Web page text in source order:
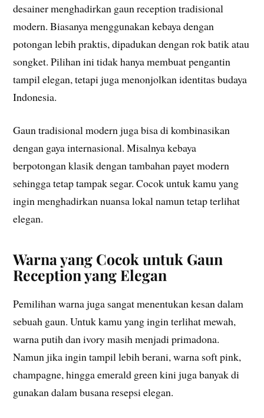
desainer menghadirkan gaun reception tradisional
modern. Biasanya menggunakan kebaya dengan
potongan lebih praktis, dipadukan dengan rok batik atau
songket. Pilihan ini tidak hanya membuat pengantin
tampil elegan, tetapi juga menonjolkan identitas budaya
Indonesia.
Gaun tradisional modern juga bisa di kombinasikan
dengan gaya internasional. Misalnya kebaya
berpotongan klasik dengan tambahan payet modern
sehingga tetap tampak segar. Cocok untuk kamu yang
ingin menghadirkan nuansa lokal namun tetap terlihat
elegan.
Warna yang Cocok untuk Gaun
Reception yang Elegan
Pemilihan warna juga sangat menentukan kesan dalam
sebuah gaun. Untuk kamu yang ingin terlihat mewah,
warna putih dan ivory masih menjadi primadona.
Namun jika ingin tampil lebih berani, warna soft pink,
champagne, hingga emerald green kini juga banyak di
gunakan dalam busana resepsi elegan.